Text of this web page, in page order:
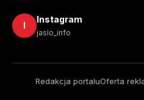
I
Instagram
jaslo_info
Redakcja portaluOferta